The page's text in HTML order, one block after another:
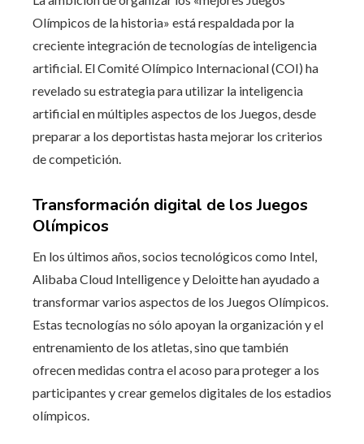
Olímpicos de la historia» está respaldada por la
creciente integración de tecnologías de inteligencia
artificial. El Comité Olímpico Internacional (COI) ha
revelado su estrategia para utilizar la inteligencia
artificial en múltiples aspectos de los Juegos, desde
preparar a los deportistas hasta mejorar los criterios
de competición.
Transformación digital de los Juegos
Olímpicos
En los últimos años, socios tecnológicos como Intel,
Alibaba Cloud Intelligence y Deloitte han ayudado a
transformar varios aspectos de los Juegos Olímpicos.
Estas tecnologías no sólo apoyan la organización y el
entrenamiento de los atletas, sino que también
ofrecen medidas contra el acoso para proteger a los
participantes y crear gemelos digitales de los estadios
olímpicos.